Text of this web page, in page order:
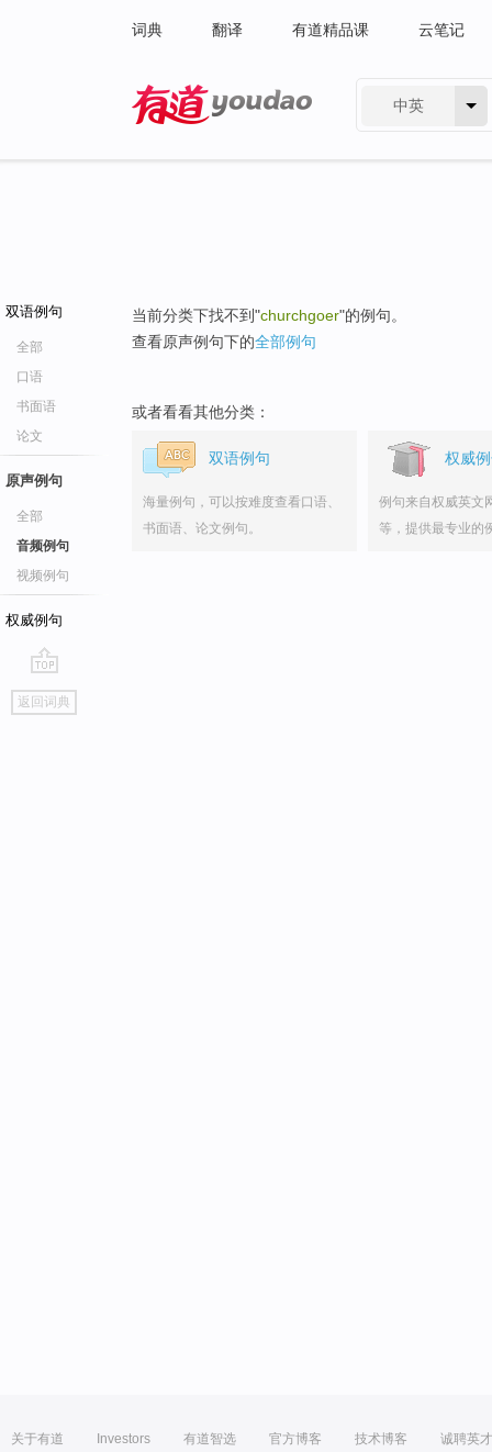
词典 翻译 有道精品课 云笔记
中英
双语例句
全部
口语
书面语
论文
原声例句
全部
音频例句
视频例句
权威例句
go
top
返回词典
当前分类下找不到"churchgoer"的例句。
查看原声例句下的全部例句
或者看看其他分类：
双语例句
海量例句，可以按难度查看口语、
书面语、论文例句。
权威
例句来自权威英文
等，提供最专业的
关于有道 Investors 有道智选 官方博客 技术博客 诚聘英才